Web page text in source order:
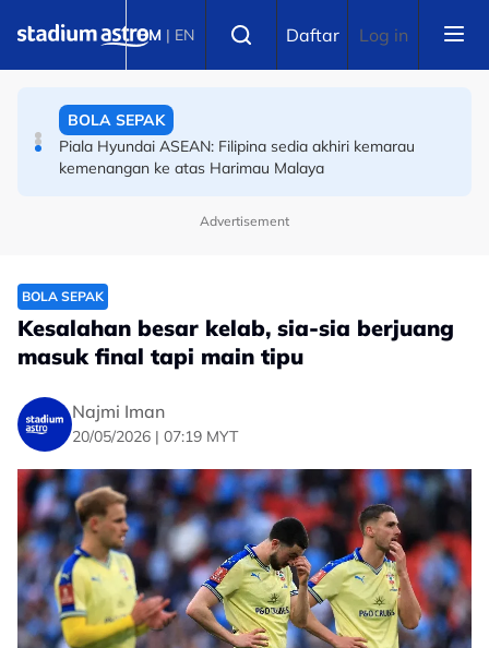
BM | EN Daftar Log in
(Terkini) Danish Iftikhar muncul antara lapan pelari pecut
BOLA SEPAK
Piala Hyundai ASEAN: Filipina sedia akhiri kemarau
kemenangan ke atas Harimau Malaya
Advertisement
BOLA SEPAK
Kesalahan besar kelab, sia-sia berjuang
masuk final tapi main tipu
Najmi Iman
20/05/2026 | 07:19 MYT